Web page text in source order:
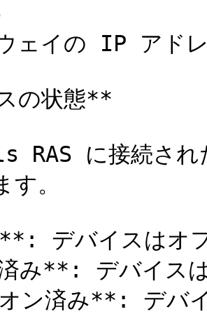
ェイの IP アド
の状態**
に接続され
す。
デバイスはオフ
み**: デバイスは
ン済み**: デバイ